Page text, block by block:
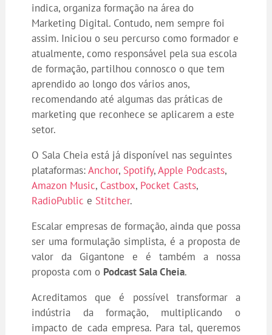
indica, organiza formação na área do
Marketing Digital. Contudo, nem sempre foi
assim. Iniciou o seu percurso como formador e
atualmente, como responsável pela sua escola
de formação, partilhou connosco o que tem
aprendido ao longo dos vários anos,
recomendando até algumas das práticas de
marketing que reconhece se aplicarem a este
setor.
O Sala Cheia está já disponível nas seguintes
plataformas:Anchor, Spotify,Apple Podcasts,
Amazon Music, Castbox, Pocket Casts,
RadioPublic e Stitcher.
Escalar empresas de formação, ainda que possa
ser uma formulação simplista, é a proposta de
valor da Gigantone e é também a nossa
proposta com o Podcast Sala Cheia.
Acreditamos que é possível transformar a
indústria da formação, multiplicando o
impacto de cada empresa. Para tal, queremos